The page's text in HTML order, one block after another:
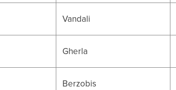
Vandali
Gherla
Berzobis